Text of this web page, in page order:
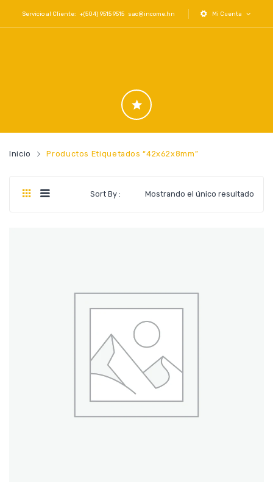
Servicio al Cliente: +(504) 9515 9515 sac@income.hn Mi Cuenta
Inicio Productos Etiquetados “42x62x8mm”
Mostrando el único resultado
Sort By :